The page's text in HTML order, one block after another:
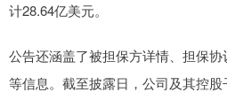
计28.64亿美元。
公告还涵盖了被担保方详情、担保
等信息。截至披露日，公司及其控